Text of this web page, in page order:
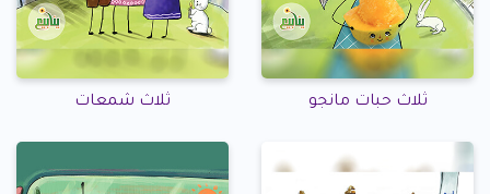
ثلاث حبات مانجو ثلاث شمعات